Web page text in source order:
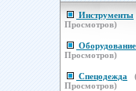
Инструменты
Просмотров)
Оборудование
Просмотров)
Спецодежда (
Просмотров)